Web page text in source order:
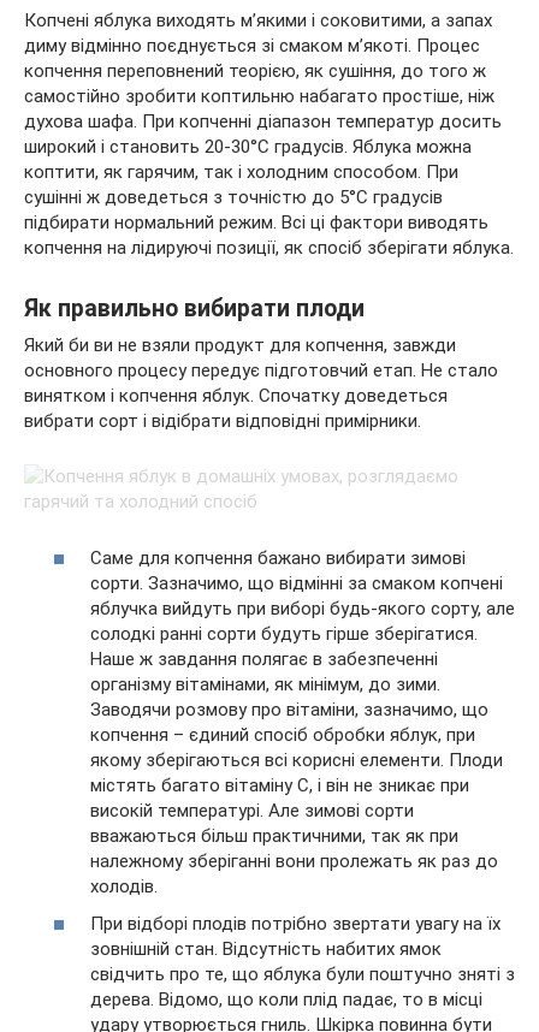
Копчені яблука виходять м’якими і соковитими, а запах
диму відмінно поєднується зі смаком м’якоті. Процес
копчення переповнений теорією, як сушіння, до того ж
самостійно зробити коптильню набагато простіше, ніж
духова шафа. При копченні діапазон температур досить
широкий і становить 20-30°C градусів. Яблука можна
коптити, як гарячим, так і холодним способом. При
сушінні ж доведеться з точністю до 5°C градусів
підбирати нормальний режим. Всі ці фактори виводять
копчення на лідируючі позиції, як спосіб зберігати яблука.
Як правильно вибирати плоди
Який би ви не взяли продукт для копчення, завжди
основного процесу передує підготовчий етап. Не стало
винятком і копчення яблук. Спочатку доведеться
вибрати сорт і відібрати відповідні примірники.
Саме для копчення бажано вибирати зимові
сорти. Зазначимо, що відмінні за смаком копчені
яблучка вийдуть при виборі будь-якого сорту, але
солодкі ранні сорти будуть гірше зберігатися.
Наше ж завдання полягає в забезпеченні
організму вітамінами, як мінімум, до зими.
Заводячи розмову про вітаміни, зазначимо, що
копчення – єдиний спосіб обробки яблук, при
якому зберігаються всі корисні елементи. Плоди
містять багато вітаміну C, і він не зникає при
високій температурі. Але зимові сорти
вважаються більш практичними, так як при
належному зберіганні вони пролежать як раз до
холодів.
При відборі плодів потрібно звертати увагу на їх
зовнішній стан. Відсутність набитих ямок
свідчить про те, що яблука були поштучно зняті з
дерева. Відомо, що коли плід падає, то в місці
удару утворюється гниль. Шкірка повинна бути